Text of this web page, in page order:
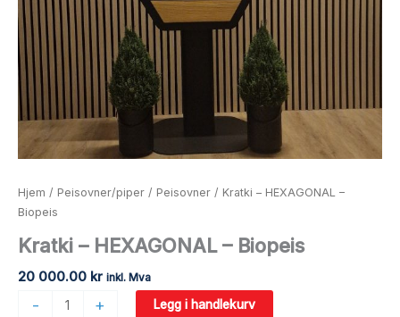
Hjem / Peisovner/piper / Peisovner / Kratki – HEXAGONAL –
Biopeis
Kratki – HEXAGONAL – Biopeis
20 000.00 kr inkl. Mva
- + Legg i handlekurv